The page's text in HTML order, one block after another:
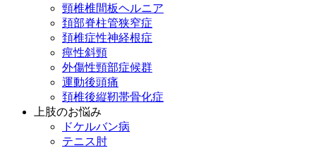
頸椎椎間板ヘルニア
頚部脊柱管狭窄症
頚椎症性神経根症
痙性斜頸
外傷性頸部症候群
運動後頭痛
頚椎後縦靭帯骨化症
上肢のお悩み
ドケルバン病
テニス肘